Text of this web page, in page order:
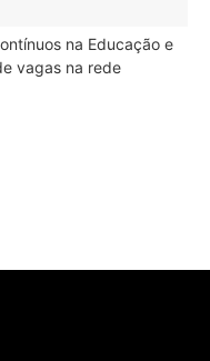
na Educação e
vagas na rede